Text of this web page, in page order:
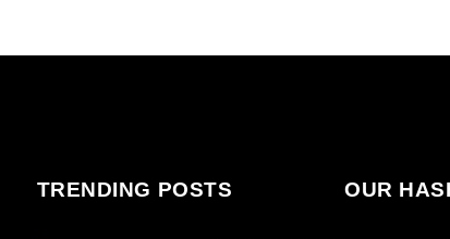
TRENDING POSTS OUR